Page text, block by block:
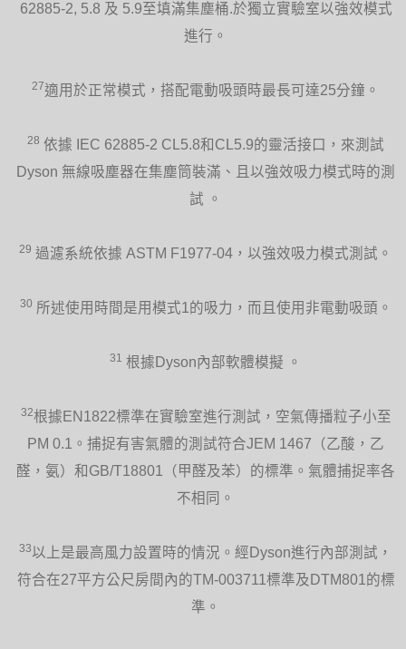
62885-2, 5.8 及 5.9至填滿集塵桶.於獨立實驗室以強效模式
進行。
27適用於正常模式，搭配電動吸頭時最長可達25分鐘。
28 依據 IEC 62885-2 CL5.8和CL5.9的靈活接口，來測試
Dyson 無線吸塵器在集塵筒裝滿、且以強效吸力模式時的測
試 。
29 過濾系統依據 ASTM F1977-04，以強效吸力模式測試。
30 所述使用時間是用模式1的吸力，而且使用非電動吸頭。
31 根據Dyson內部軟體模擬 。
32根據EN1822標準在實驗室進行測試，空氣傳播粒子小至
PM 0.1。捕捉有害氣體的測試符合JEM 1467（乙酸，乙
醛，氨）和GB/T18801（甲醛及苯）的標準。氣體捕捉率各
不相同。
33以上是最高風力設置時的情況。經Dyson進行內部測試，
符合在27平方公尺房間內的TM-003711標準及DTM801的標
準。